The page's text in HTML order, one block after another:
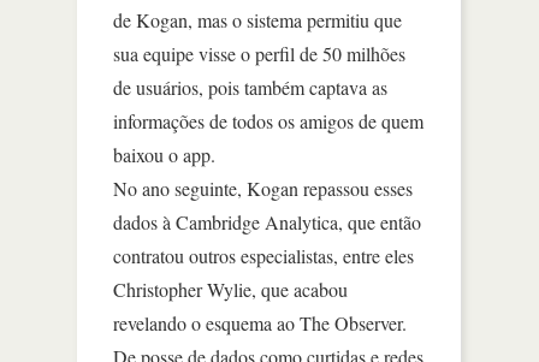
de Kogan, mas o sistema permitiu que
sua equipe visse o perfil de 50 milhões
de usuários, pois também captava as
informações de todos os amigos de quem
baixou o app.
No ano seguinte, Kogan repassou esses
dados à Cambridge Analytica, que então
contratou outros especialistas, entre eles
Christopher Wylie, que acabou
revelando o esquema ao The Observer.
De posse de dados como curtidas e redes